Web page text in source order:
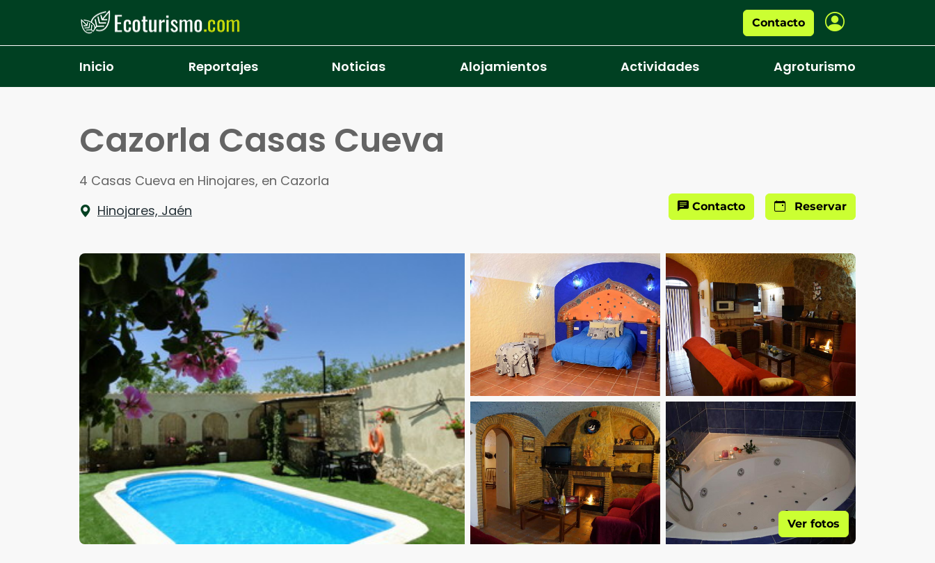
Pasar al contenido principal
Contacto
Inicio Reportajes Noticias Alojamientos Actividades Agroturismo
Cazorla Casas Cueva
4 Casas Cueva en Hinojares, en Cazorla
Hinojares, Jaén
Contacto Reservar
Ver fotos